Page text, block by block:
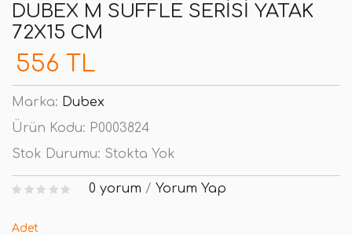
DUBEX M SUFFLE SERISI YATAK
72X15 CM
556 TL
Marka: Dubex
Ürün Kodu: P0003824
Stok Durumu: Stokta Yok
0 yorum / Yorum Yap
Adet